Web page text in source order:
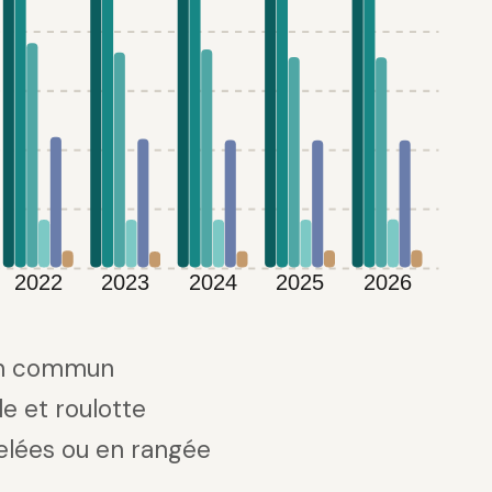
2022 2023 2024 2025 2026
commun
et roulotte
ou en rangée